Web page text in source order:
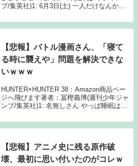
プ/集英社)1: 6月3日(土) 一人だけなんか馴
6月3日(土) ロボと骨いらんよな 6: 6...
【悲報】バトル漫画さん、「寝て
る時に襲えや」問題を解決できな
いｗｗｗ
HUNTER×HUNTER 38：Amazon商品ペー
ジへ飛びます著者：冨樫義博(週刊少年ジャ
ンプ/集英社)1: 名無しさん やっぱ睡眠は最
てもパフォーマンス落ちてるやろ 3: 名無
しさん うんこ...
【悲報】アニメ史に残る原作破
壊、最初に思い付いたのがコレｗ